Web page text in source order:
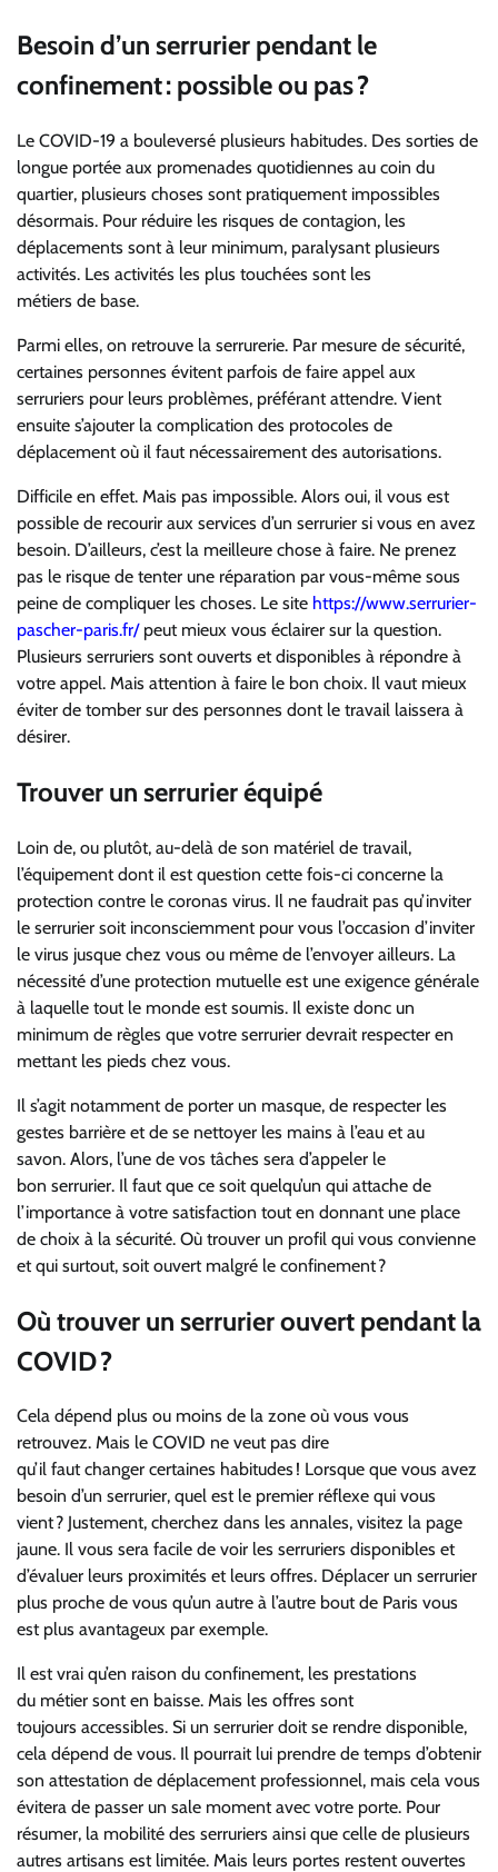
Besoin d’un serrurier pendant le
confinement : possible ou pas ?
Le COVID-19 a bouleversé plusieurs habitudes. Des sorties de
longue portée aux promenades quotidiennes au coin du
quartier, plusieurs choses sont pratiquement impossibles
désormais. Pour réduire les risques de contagion, les
déplacements sont à leur minimum, paralysant plusieurs
activités. Les activités les plus touchées sont les
métiers de base.
Parmi elles, on retrouve la serrurerie. Par mesure de sécurité,
certaines personnes évitent parfois de faire appel aux
serruriers pour leurs problèmes, préférant attendre. Vient
ensuite s’ajouter la complication des protocoles de
déplacement où il faut nécessairement des autorisations.
Difficile en effet. Mais pas impossible. Alors oui, il vous est
possible de recourir aux services d’un serrurier si vous en avez
besoin. D’ailleurs, c’est la meilleure chose à faire. Ne prenez
pas le risque de tenter une réparation par vous-même sous
peine de compliquer les choses. Le site https://www.serrurier-
pascher-paris.fr/ peutmieux vous éclairer sur la question.
Plusieurs serruriers sont ouverts et disponibles à répondre à
votre appel. Mais attention à faire le bon choix. Il vaut mieux
éviter de tomber sur des personnes dont le travail laissera à
désirer.
Trouver un serrurier équipé
Loin de, ou plutôt, au-delà de son matériel de travail,
l’équipement dont il est question cette fois-ci concerne la
protection contre le coronas virus. Il ne faudrait pas qu’inviter
le serrurier soit inconsciemment pour vous l’occasion d’inviter
le virus jusque chez vous ou même de l’envoyer ailleurs. La
nécessité d’une protection mutuelle est une exigence générale
à laquelle tout le monde est soumis. Il existe donc un
minimum de règles que votre serrurier devrait respecter en
mettant les pieds chez vous.
Il s’agit notamment de porter un masque, de respecter les
gestes barrière etde se nettoyer les mains à l’eau et au
savon. Alors, l’une de vos tâches sera d’appeler le
bon serrurier. Il faut que ce soit quelqu’un qui attache de
l’importance à votre satisfaction tout en donnant une place
de choix à la sécurité. Où trouver un profil qui vous convienne
et qui surtout, soit ouvert malgré le confinement ?
Où trouver un serrurier ouvert pendant la
COVID ?
Cela dépend plus ou moins de la zone où vous vous
retrouvez. Mais le COVID ne veut pas dire
qu’il fautchanger certaines habitudes ! Lorsque que vous avez
besoin d’un serrurier, quel est le premier réflexe qui vous
vient? Justement, cherchez dans les annales, visitez la page
jaune. Il vous sera facile de voir les serruriers disponibles et
d’évaluer leurs proximités et leurs offres. Déplacer un serrurier
plus proche de vous qu’un autre à l’autre bout de Paris vous
est plus avantageux par exemple.
Il est vrai qu’en raison du confinement, les prestations
du métier sont en baisse. Mais les offres sont
toujours accessibles. Si un serrurier doit se rendre disponible,
cela dépend de vous. Il pourrait lui prendre de temps d’obtenir
son attestation de déplacement professionnel, mais cela vous
évitera de passer un sale moment avec votre porte. Pour
résumer, la mobilité des serruriers ainsi que celle de plusieurs
autres artisans est limitée. Mais leurs portes restent ouvertes